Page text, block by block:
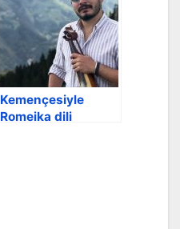
Kemençesiyle
Romeika dili